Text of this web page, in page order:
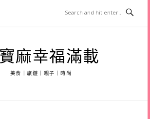
麻幸福滿載
美食｜旅遊｜親子｜時尚